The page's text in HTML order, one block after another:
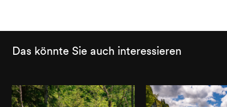
Das könnte Sie auch interessieren